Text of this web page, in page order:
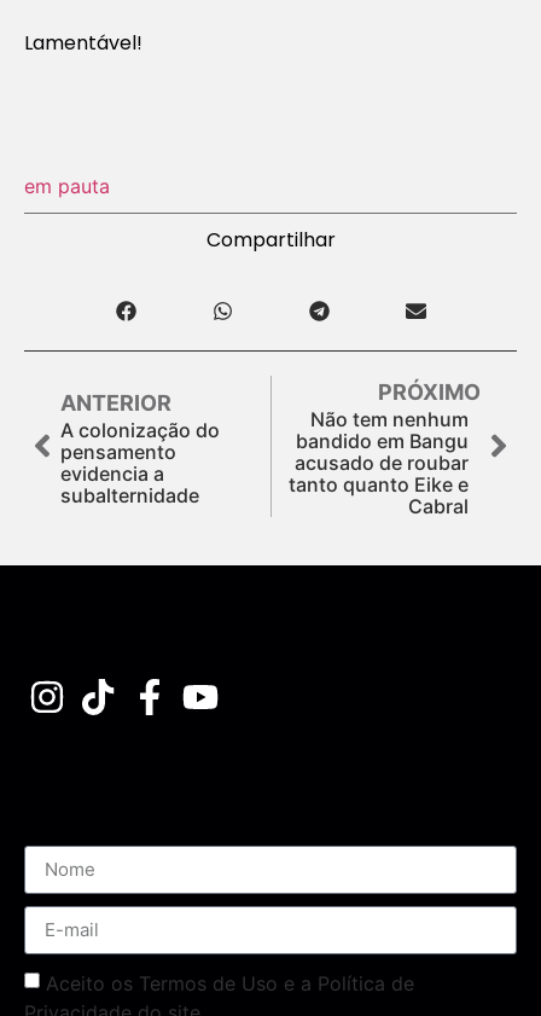
Lamentável!
em pauta
Compartilhar
ANTERIOR
A colonização do
pensamento
evidencia a
subalternidade
PRÓXIMO
Não tem nenhum
bandido em Bangu
acusado de roubar
tanto quanto Eike e
Cabral
Aceito os Termos de Uso e a Política de